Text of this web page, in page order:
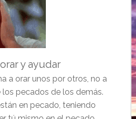
y ayudar
a orar unos por otros, no a
pecados de los demás.
en pecado, teniendo